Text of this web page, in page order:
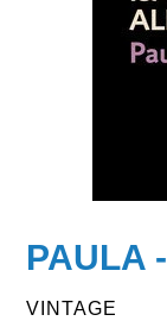
PAULA
VENDOR
VINTAGE